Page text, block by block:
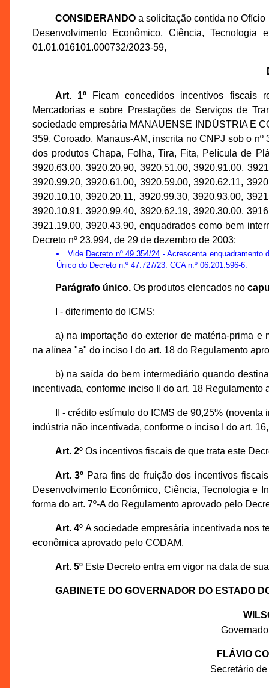
CONSIDERANDOa solicitação contida no Ofício
Desenvolvimento Econômico, Ciência,
01.01.016101.000732/2023-59,
Art. 1ºFicam concedidos incentivos fiscais
Mercadorias e sobre Prestações de Serviços de
sociedade empresária MANAUENSE INDÚSTRIA E
359, Coroado, Manaus-AM, inscrita no CNPJ sob o
dos produtos Chapa, Folha, Tira, Fita, Película de
3920.63.00, 3920.20.90, 3920.51.00, 3920.91.00,
3920.99.20, 3920.61.00, 3920.59.00, 3920.62.11,
3920.10.10, 3920.20.11, 3920.99.30, 3920.93.00,
3920.10.91, 3920.99.40, 3920.62.19, 3920.30.00,
3921.19.00, 3920.43.90, enquadrados como bem
Decreto nº 23.994, de 29 de dezembro de 2003:
Vide Decreto nº 49.354/24 - Acrescenta
Único do Decreto n.º 47.727/23. CCA n.º 06.201.596-6.
Parágrafo único.Os produtos elencados no
I - diferimento do ICMS:
a) na importação do exterior de matéria-prima
na alínea "a" do inciso I do art. 18 do Regulamento
b) na saída do bem intermediário quando
incentivada, conforme inciso II do art. 18 Regulamento
II - crédito estímulo do ICMS de 90,25%
indústria não incentivada, conforme o inciso I do art.
Art. 2ºOs incentivos fiscais de que trata este
Art. 3º Para fins de fruição dos incentivos
Desenvolvimento Econômico, Ciência, Tecnologia e
forma do art. 7º-A do Regulamento aprovado pelo
Art. 4º A sociedade empresária incentivada nos
econômica aprovado pelo CODAM.
Art. 5ºEste Decreto entra em vigor na data de
GABINETE DO GOVERNADOR DO ESTADO
FLÁVIO
Secretário